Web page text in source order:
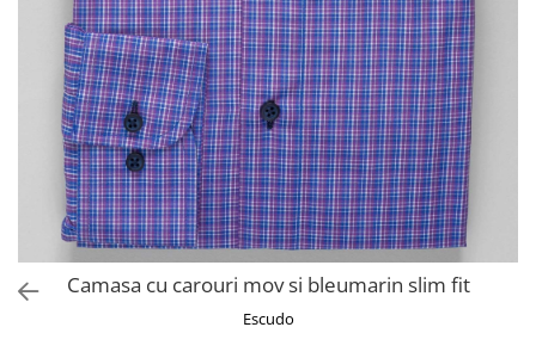
Camasa cu carouri mov si bleumarin slim fit
Escudo